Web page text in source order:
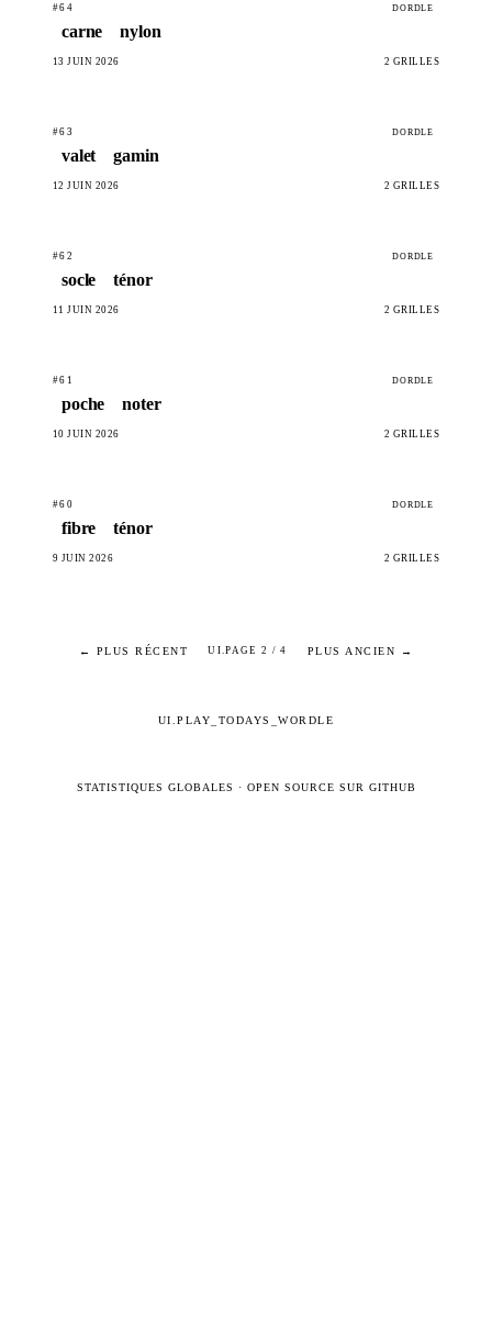
#64 DORDLE
carne nylon
13 JUIN 2026 2 GRILLES
#63 DORDLE
valet gamin
12 JUIN 2026 2 GRILLES
#62 DORDLE
socle ténor
11 JUIN 2026 2 GRILLES
#61 DORDLE
poche noter
10 JUIN 2026 2 GRILLES
#60 DORDLE
fibre ténor
9 JUIN 2026 2 GRILLES
← PLUS RÉCENT UI.PAGE 2 / 4 PLUS ANCIEN →
UI.PLAY_TODAYS_WORDLE
STATISTIQUES GLOBALES · OPEN SOURCE SUR GITHUB